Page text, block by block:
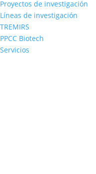
Proyectos de investigación
Líneas de investigación
TREMIRS
PPCC Biotech
Servicios